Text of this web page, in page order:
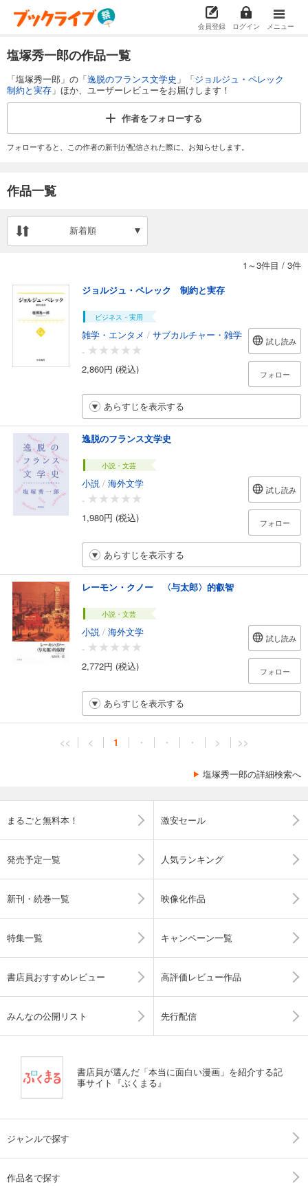
会員登録 ログイン メニュー
塩塚秀一郎の作品一覧
「塩塚秀一郎」の「逸脱のフランス文学史 」「ジョルジュ・ペレック
制約と実存 」ほか、ユーザーレビューをお届けします！
作者をフォローする
フォローすると、この作者の新刊が配信された際に、お知らせします。
作品一覧
新着順
1～3件目 / 3件
ジョルジュ・ペレック 制約と実存
ビジネス・実用
雑学・エンタメ / サブカルチャー・雑学
-
2,860円 (税込)
試し読み
フォロー
あらすじを表示する
逸脱のフランス文学史
小説・文芸
小説 / 海外文学
-
1,980円 (税込)
試し読み
フォロー
あらすじを表示する
レーモン・クノー 〈与太郎〉的叡智
小説・文芸
小説 / 海外文学
-
2,772円 (税込)
試し読み
フォロー
あらすじを表示する
<< < 1 ・ ・ ・ > >>
塩塚秀一郎の詳細検索へ
まるごと無料本！ 激安セール
発売予定一覧 人気ランキング
新刊・続巻一覧 映像化作品
特集一覧 キャンペーン一覧
書店員おすすめレビュー 高評価レビュー作品
みんなの公開リスト 先行配信
書店員が選んだ「本当に面白い漫画」を紹介する記
事サイト『ぶくまる』
ジャンルで探す
作品名で探す